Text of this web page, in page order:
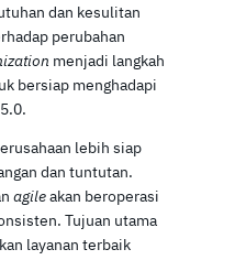
dan kesulitan
perubahan
menjadi langkah
bersiap menghadapi
lebih siap
dan tuntutan.
agileakan beroperasi
Tujuan utama
layanan terbaik